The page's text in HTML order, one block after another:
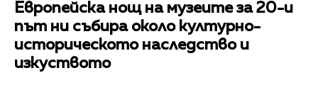
Европейска нощ на музеите за 20-и
път ни събира около културно-
историческото наследство и
изкуството